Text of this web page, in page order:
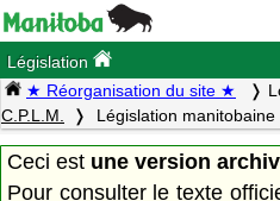
Législation
★ Réorganisation du site ★
C.P.L.M.
Législation manitobaine
Ceci est une version
Pour consulter le texte